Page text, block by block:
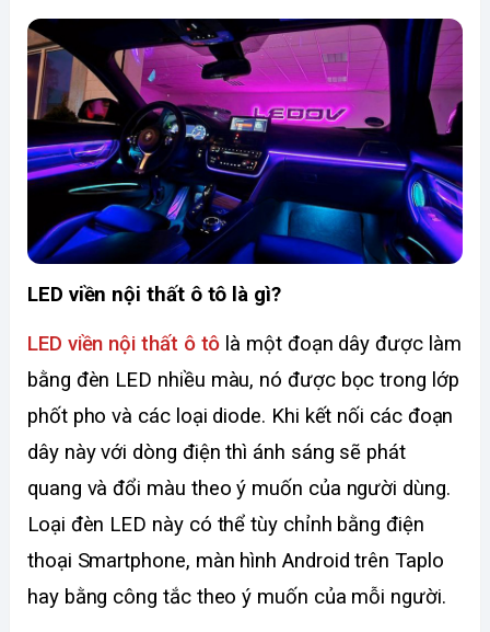
LED viền nội thất ô tô là gì?
LED viền nội thất ô tô là một đoạn dây được làm
bằng đèn LED nhiều màu, nó được bọc trong lớp
phốt pho và các loại diode. Khi kết nối các đoạn
dây này với dòng điện thì ánh sáng sẽ phát
quang và đổi màu theo ý muốn của người dùng.
Loại đèn LED này có thể tùy chỉnh bằng điện
thoại Smartphone, màn hình Android trên Taplo
hay bằng công tắc theo ý muốn của mỗi người.